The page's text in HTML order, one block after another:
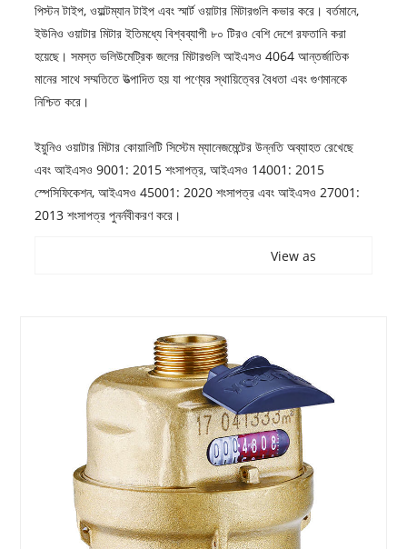
পিস্টন টাইপ, ওয়াল্টম্যান টাইপ এবং স্মার্ট ওয়াটার মিটারগুলি কভার করে। বর্তমানে,
ইউনিও ওয়াটার মিটার ইতিমধ্যে বিশ্বব্যাপী ৮০ টিরও বেশি দেশে রফতানি করা
হয়েছে। সমস্ত ভলিউমেট্রিক জলের মিটারগুলি আইএসও 4064 আন্তর্জাতিক
মানের সাথে সম্মতিতে উত্পাদিত হয় যা পণ্যের স্থায়িত্বের বৈধতা এবং গুণমানকে
নিশ্চিত করে।
ইয়ুনিও ওয়াটার মিটার কোয়ালিটি সিস্টেম ম্যানেজমেন্টের উন্নতি অব্যাহত রেখেছে
এবং আইএসও 9001: 2015 শংসাপত্র, আইএসও 14001: 2015
স্পেসিফিকেশন, আইএসও 45001: 2020 শংসাপত্র এবং আইএসও 27001:
2013 শংসাপত্র পুনর্নবীকরণ করে।
View as